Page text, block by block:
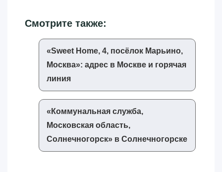
Смотрите также:
«‎Sweet Home, 4, посёлок Марьино,
Москва»‎: адрес в Москве и горячая
линия
«‎Коммунальная служба,
Московская область,
Солнечногорск»‎ в Солнечногорске